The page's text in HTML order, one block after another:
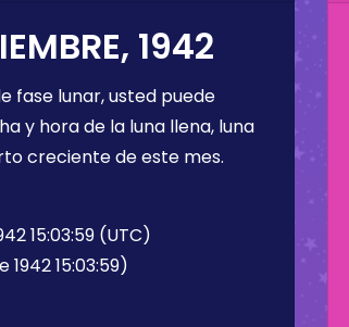
1942
fase lunar, usted puede
y hora de la luna llena, luna
creciente de este mes.
15:03:59 (UTC)
15:03:59)